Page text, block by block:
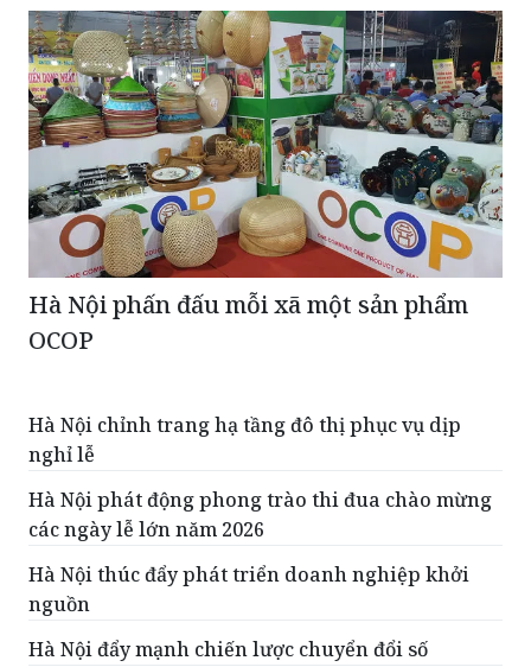
Hà Nội phấn đấu mỗi xã một sản phẩm
OCOP
Hà Nội chỉnh trang hạ tầng đô thị phục vụ dịp
nghỉ lễ
Hà Nội phát động phong trào thi đua chào mừng
các ngày lễ lớn năm 2026
Hà Nội thúc đẩy phát triển doanh nghiệp khởi
nguồn
Hà Nội đẩy mạnh chiến lược chuyển đổi số